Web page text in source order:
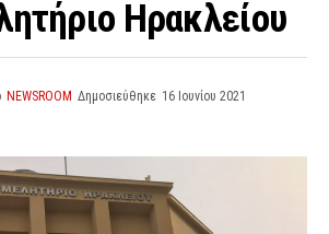
Ηρακλείου
NEWSROOM Δημοσιεύθηκε 16 Ιουνίου 2021